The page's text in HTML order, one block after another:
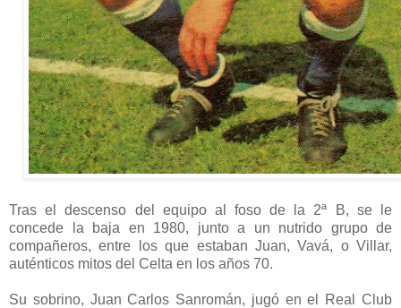
Tras el descenso del equipo al foso de la 2ª B, se le
concede la baja en 1980, junto a un nutrido grupo de
compañeros, entre los que estaban Juan, Vavá, o Villar,
auténticos mitos del Celta en los años 70.
Su sobrino, Juan Carlos Sanromán, jugó en el Real Club